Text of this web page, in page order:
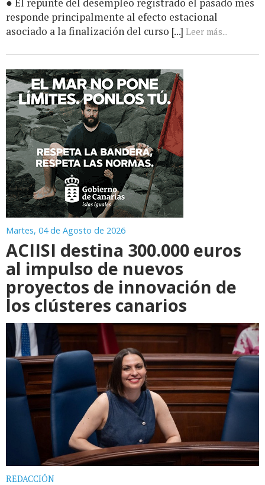
● El repunte del desempleo registrado el pasado mes
responde principalmente al efecto estacional
asociado a la finalización del curso [...] Leer más...
Martes, 04 de Agosto de 2026
ACIISI destina 300.000 euros
al impulso de nuevos
proyectos de innovación de
los clústeres canarios
REDACCIÓN